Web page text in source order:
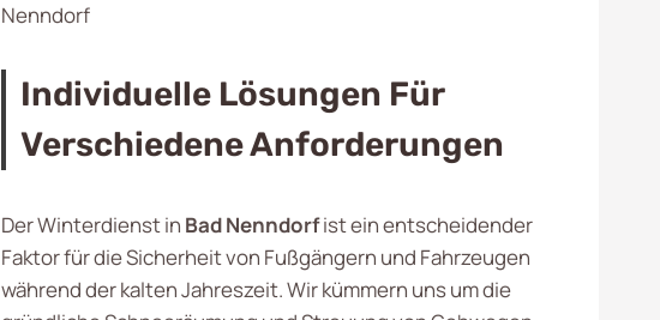
Nenndorf
Individuelle Lösungen Für
Verschiedene Anforderungen
Der Winterdienst in Bad Nenndorfist ein entscheidender
Faktor für die Sicherheit von Fußgängern und Fahrzeugen
während der kalten Jahreszeit. Wir kümmern uns um die